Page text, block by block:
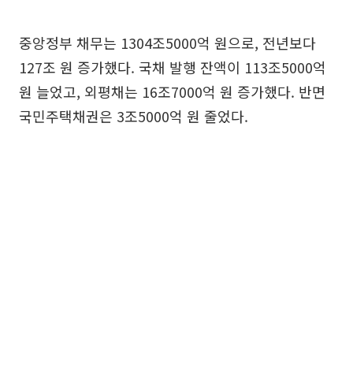
중앙정부 채무는 1304조5000억 원으로, 전년보다
127조 원 증가했다. 국채 발행 잔액이 113조5000억
원 늘었고, 외평채는 16조7000억 원 증가했다. 반면
국민주택채권은 3조5000억 원 줄었다.